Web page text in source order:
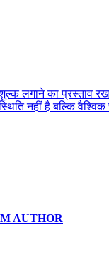
लगाने का प्रस्ताव
नहीं है बल्कि
AUTHOR